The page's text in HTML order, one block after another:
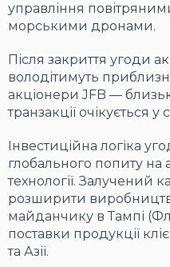
управління
морськими дронами.
Після закриття угоди
володітимуть
акціонери JFB —
транзакції очікується
Інвестиційна логіка
глобального попиту на
технології. Залучений
розширити
майданчику в Тампі
поставки продукції
та Азії.